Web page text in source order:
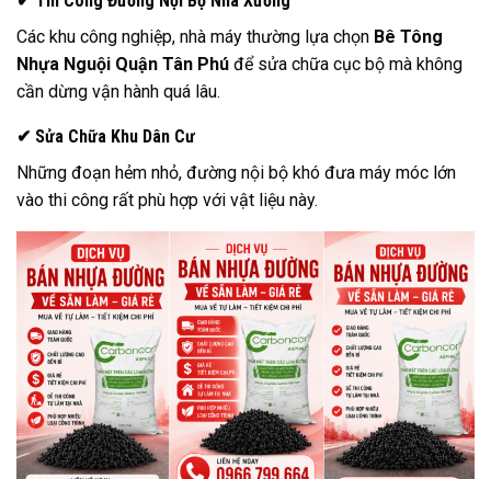
Các khu công nghiệp, nhà máy thường lựa chọn Bê Tông
Nhựa Nguội Quận Tân Phú để sửa chữa cục bộ mà không
cần dừng vận hành quá lâu.
✔ Sửa Chữa Khu Dân Cư
Những đoạn hẻm nhỏ, đường nội bộ khó đưa máy móc lớn
vào thi công rất phù hợp với vật liệu này.